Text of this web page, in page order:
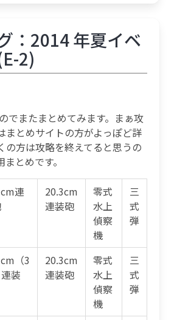
：2014 年夏イベ
2)
でまたまとめてみます。まぁ攻
まとめサイトの方がよっぽど詳
の方は攻略を終えてると思うの
とめです。
連
20.3cm
連装砲
零式
水上
偵察
機
三
式
弾
（3
装
20.3cm
連装砲
零式
水上
偵察
機
三
式
弾